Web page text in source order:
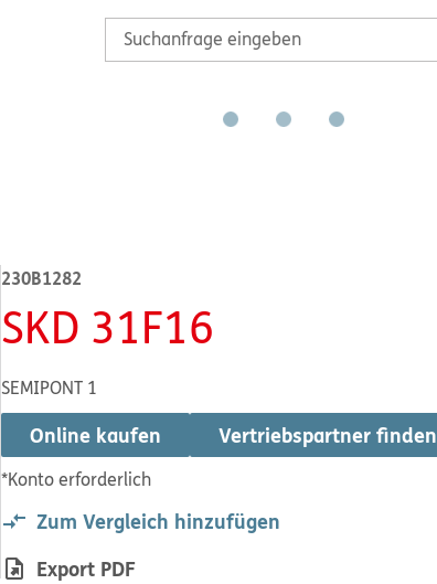
230B1282
SKD 31F16
SEMIPONT 1
Online kaufen
*Konto erforderlich
Vertriebspartner finden
Zum Vergleich hinzufügen
Export PDF